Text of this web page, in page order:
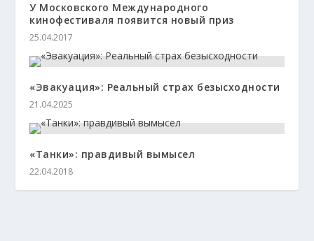
У Московского Международного
кинофестиваля появится новый приз
25.04.2017
«Эвакуация»: Реальный страх безысходности
21.04.2025
«Танки»: правдивый вымысел
22.04.2018